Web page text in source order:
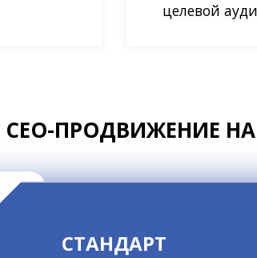
целевой
ПРОДВИЖЕНИЕ НА
СТАНДАРТ